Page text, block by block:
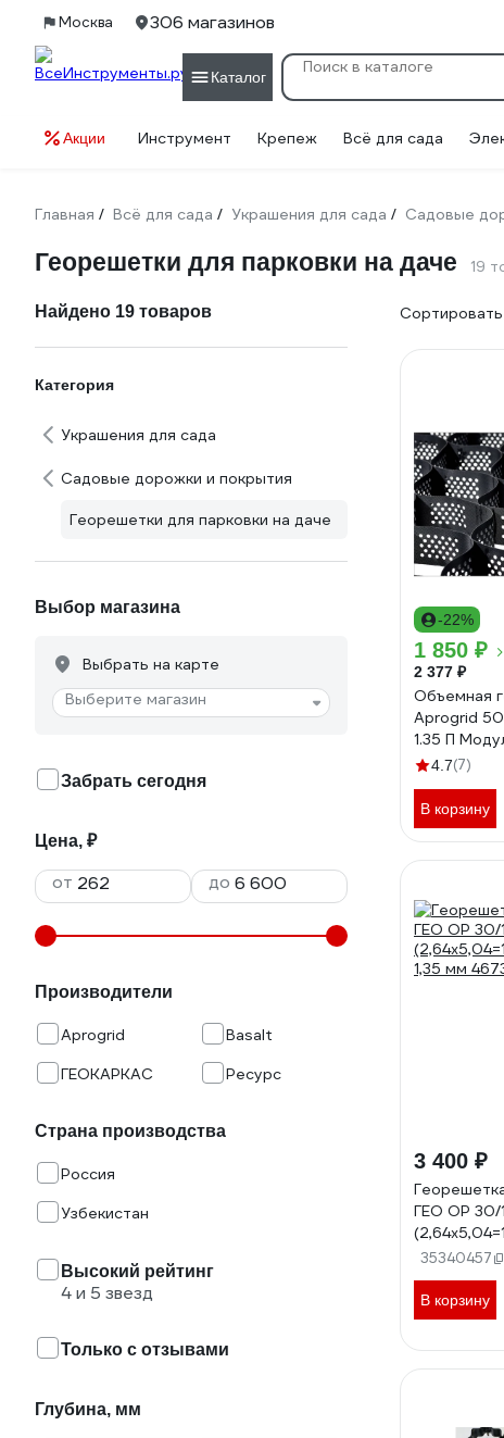
Москва 306 магазинов
Каталог
Акции Инструмент Крепеж Всё для сада
Главная / Всё для сада / Украшения для сада / Садовые
Георешетки для парковки на даче 19
Найдено 19 товаров
Категория
Украшения для сада
Садовые дорожки и покрытия
Георешетки для парковки на даче
Выбор магазина
Выбрать на карте
Выберите магазин
Забрать сегодня
Цена, ₽
от до
Производители
Aprogrid
Basalt
ГЕОКАРКАС
Ресурс
Страна производства
Россия
Узбекистан
Высокий рейтинг
4 и 5 звезд
Только с отзывами
Глубина, мм
Сортировать
-22%
1 850 ₽
2 377 ₽
Объемная
Aprogrid
1.35 П
50210135
4.7(7)
В корзину
3 400 ₽
ГЕО ОР 30/
1,35 мм
35340457
В корзину